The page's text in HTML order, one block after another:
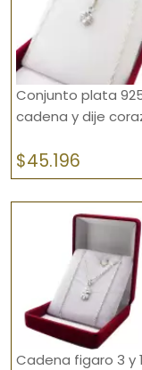
Conjunto plata
cadena y dije
$45.196
Cadena figaro 3 y